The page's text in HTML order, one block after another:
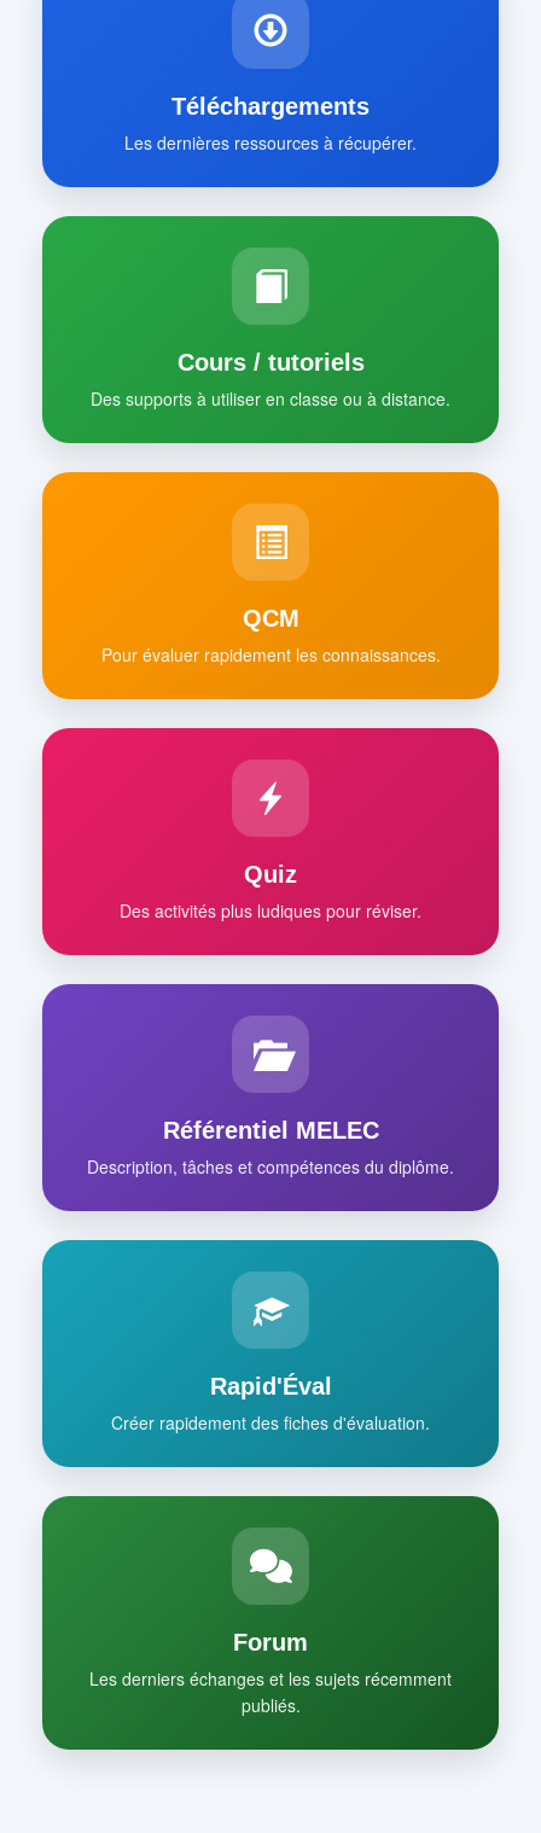
Téléchargements
Les dernières ressources à récupérer.
Cours / tutoriels
Des supports à utiliser en classe ou à distance.
QCM
Pour évaluer rapidement les connaissances.
Quiz
Des activités plus ludiques pour réviser.
Référentiel MELEC
Description, tâches et compétences du diplôme.
Rapid'Éval
Créer rapidement des fiches d'évaluation.
Forum
Les derniers échanges et les sujets récemment
publiés.